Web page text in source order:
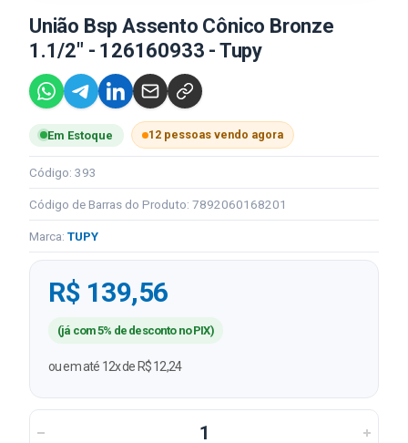
União Bsp Assento Cônico Bronze
1.1/2" - 126160933 - Tupy
Em Estoque 12 pessoas vendo agora
Código: 393
Código de Barras do Produto: 7892060168201
Marca: TUPY
R$ 139,56
(já com 5% de desconto no PIX)
ou em até 12x de R$ 12,24